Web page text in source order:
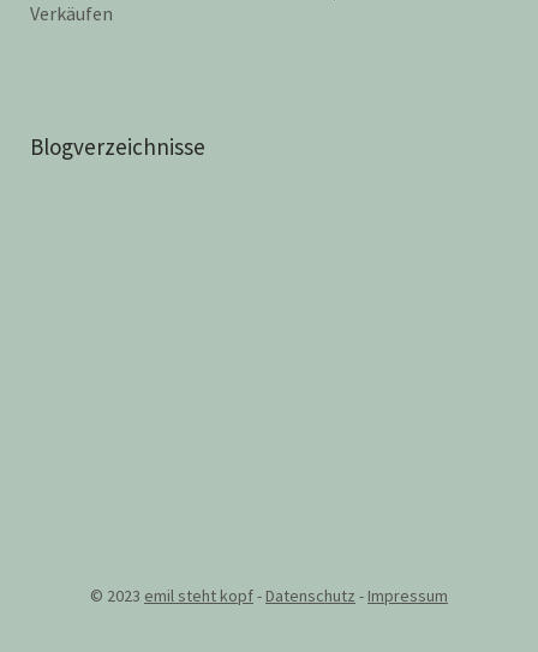
Verkäufen
Blogverzeichnisse
© 2023 emil steht kopf- Datenschutz - Impressum